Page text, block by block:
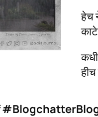
हेच